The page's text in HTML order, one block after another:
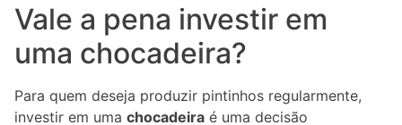
Vale a pena investir em
uma chocadeira?
Para quem deseja produzir pintinhos regularmente,
investir em uma chocadeira é uma decisão